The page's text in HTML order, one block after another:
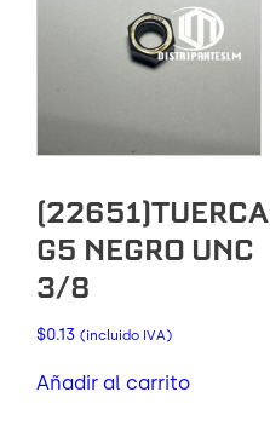
(22651)TUERCA
G5 NEGRO UNC
3/8
$0.13 (incluido IVA)
Añadir al carrito